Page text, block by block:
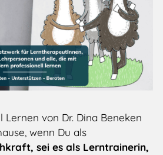
von Dr. Dina Beneken
wenn Du als
sei es als Lerntrainerin,